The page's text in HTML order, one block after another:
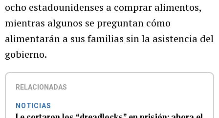
ocho estadounidenses a comprar alimentos,
mientras algunos se preguntan cómo
alimentarán a sus familias sin la asistencia del
gobierno.
RELACIONADAS
NOTICIAS